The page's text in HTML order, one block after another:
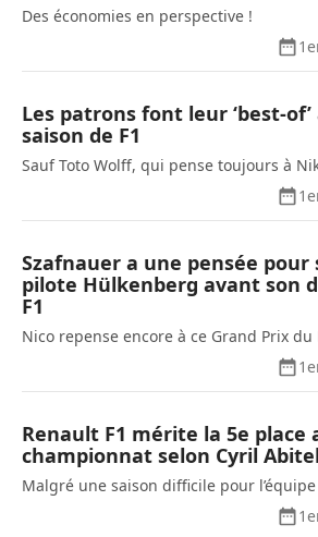
Des économies en perspective !
Les patrons font leur ‘best-
saison de F1
Sauf Toto Wolff, qui pense toujours à
Szafnauer a une pensée pour
pilote Hülkenberg avant son
F1
Nico repense encore à ce Grand Prix
Renault F1 mérite la 5e place
championnat selon Cyril
Malgré une saison difficile pour